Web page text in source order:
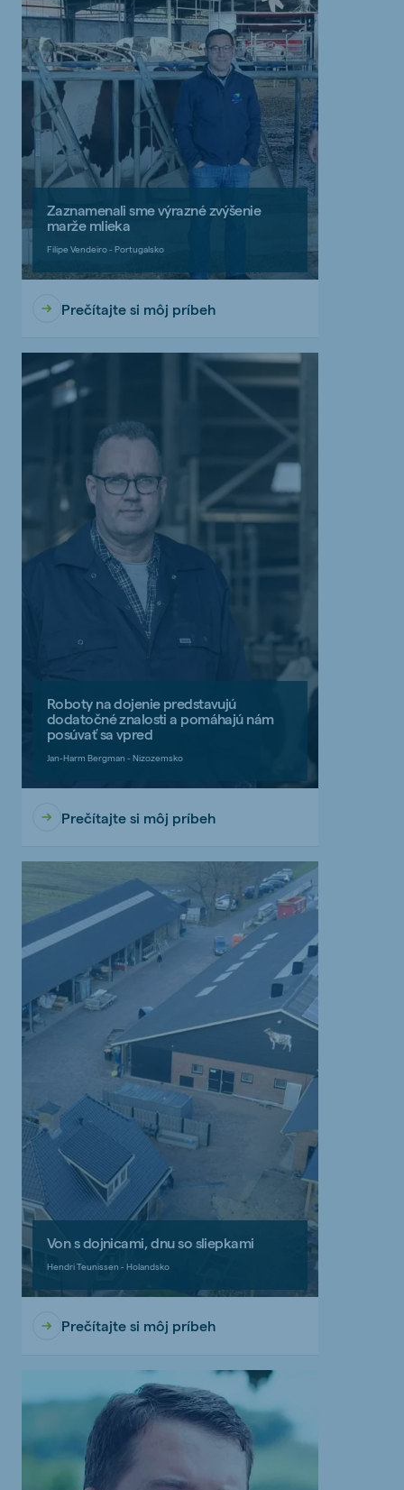
Zaznamenali sme výrazné zvýšenie
marže mlieka
Filipe Vendeiro - Portugalsko
Prečítajte si môj príbeh
Roboty na dojenie predstavujú
dodatočné znalosti a pomáhajú nám
posúvať sa vpred
Jan-Harm Bergman - Nizozemsko
Prečítajte si môj príbeh
Von s dojnicami, dnu so sliepkami
Hendri Teunissen - Holandsko
Prečítajte si môj príbeh